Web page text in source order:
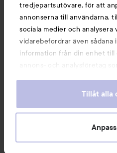
tredjepartsutövare, för att
annonserna till användarna,
sociala medier och analysera
vidarebefordrar även sådana
information från din enhet till
annons- och analysföretag
information som du har
våra cookies vid fortsatt
För information om hur du
Tillåt alla